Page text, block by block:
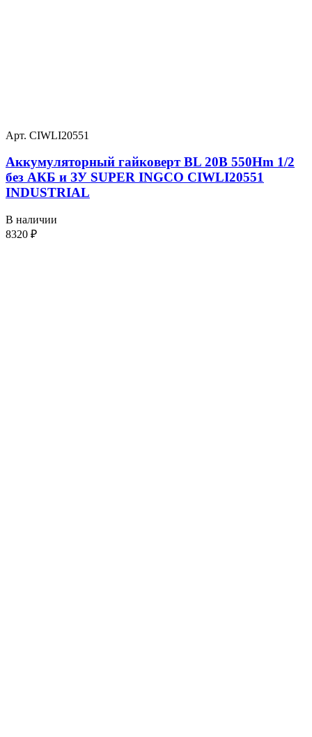
Арт. CIWLI20551
Аккумуляторный гайковерт BL 20В 550Hm 1/2
без АКБ и ЗУ SUPER INGCO CIWLI20551
INDUSTRIAL
В наличии
8320 ₽